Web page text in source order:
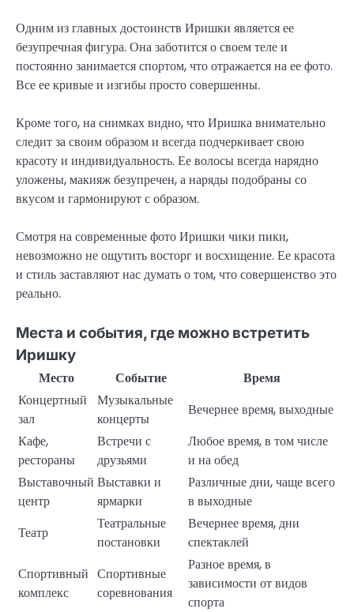
Одним из главных достоинств Иришки является ее
безупречная фигура. Она заботится о своем теле и
постоянно занимается спортом, что отражается на ее фото.
Все ее кривые и изгибы просто совершенны.
Кроме того, на снимках видно, что Иришка внимательно
следит за своим образом и всегда подчеркивает свою
красоту и индивидуальность. Ее волосы всегда нарядно
уложены, макияж безупречен, а наряды подобраны со
вкусом и гармонируют с образом.
Смотря на современные фото Иришки чики пики,
невозможно не ощутить восторг и восхищение. Ее красота
и стиль заставляют нас думать о том, что совершенство это
реально.
Места и события, где можно встретить
Иришку
Место
Событие
Время
Концертный
зал
Музыкальные
концерты
Вечернее время, выходные
Кафе,
рестораны
Встречи с
друзьями
Любое время, в том числе
и на обед
Выставочный
центр
Выставки и
ярмарки
Различные дни, чаще всего
в выходные
Театр
Театральные
постановки
Вечернее время, дни
спектаклей
Спортивный
комплекс
Спортивные
соревнования
Разное время, в
зависимости от видов
спорта